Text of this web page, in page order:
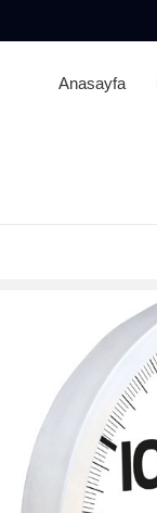
Anasayfa